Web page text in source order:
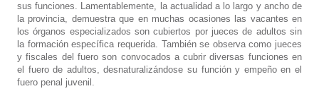
sus funciones. Lamentablemente, la actualidad a lo largo y ancho de
la provincia, demuestra que en muchas ocasiones las vacantes en
los órganos especializados son cubiertos por jueces de adultos sin
la formación específica requerida. También se observa como jueces
y fiscales del fuero son convocados a cubrir diversas funciones en
el fuero de adultos, desnaturalizándose su función y empeño en el
fuero penal juvenil.